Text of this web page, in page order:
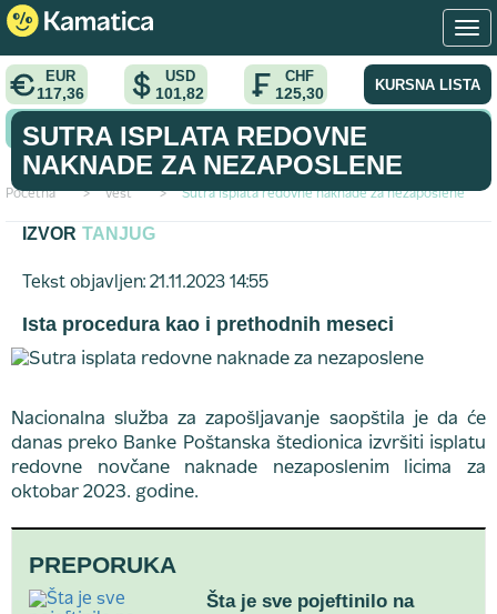
EUR
117,36
USD
101,82
CHF
125,30 KURSNA LISTA
KONVERTOR VALUTA
Početna > vest > Sutra isplata redovne naknade za nezaposlene
SUTRA ISPLATA REDOVNE
NAKNADE ZA NEZAPOSLENE
IZVOR TANJUG
Tekst objavljen: 21.11.2023 14:55
Ista procedura kao i prethodnih meseci
Nacionalna služba za zapošljavanje saopštila je da će
danas preko Banke Poštanska štedionica izvršiti isplatu
redovne novčane naknade nezaposlenim licima za
oktobar 2023. godine.
PREPORUKA
Šta je sve pojeftinilo na